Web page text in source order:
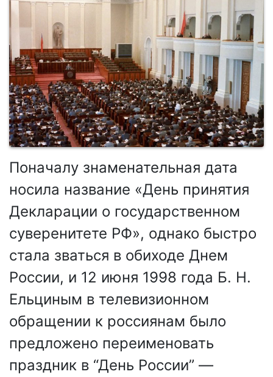
Поначалу знаменательная дата
носила название «День принятия
Декларации о государственном
суверенитете РФ», однако быстро
стала зваться в обиходе Днем
России, и 12 июня 1998 года Б. Н.
Ельциным в телевизионном
обращении к россиянам было
предложено переименовать
праздник в “День России” —